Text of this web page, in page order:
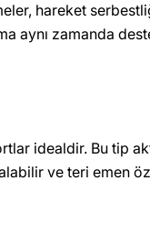
hareket
aynı zamanda
idealdir. Bu tip
ve teri emen